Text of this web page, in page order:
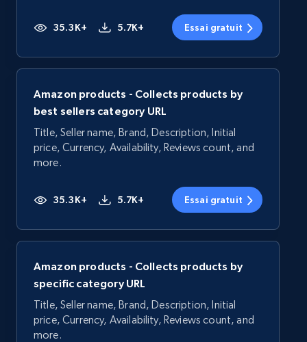
35.3K+ 5.7K+ Essai gratuit
Amazon products - Collects products by
best sellers category URL
Title, Seller name, Brand, Description, Initial
price, Currency, Availability, Reviews count, and
more.
35.3K+ 5.7K+ Essai gratuit
Amazon products - Collects products by
specific category URL
Title, Seller name, Brand, Description, Initial
price, Currency, Availability, Reviews count, and
more.